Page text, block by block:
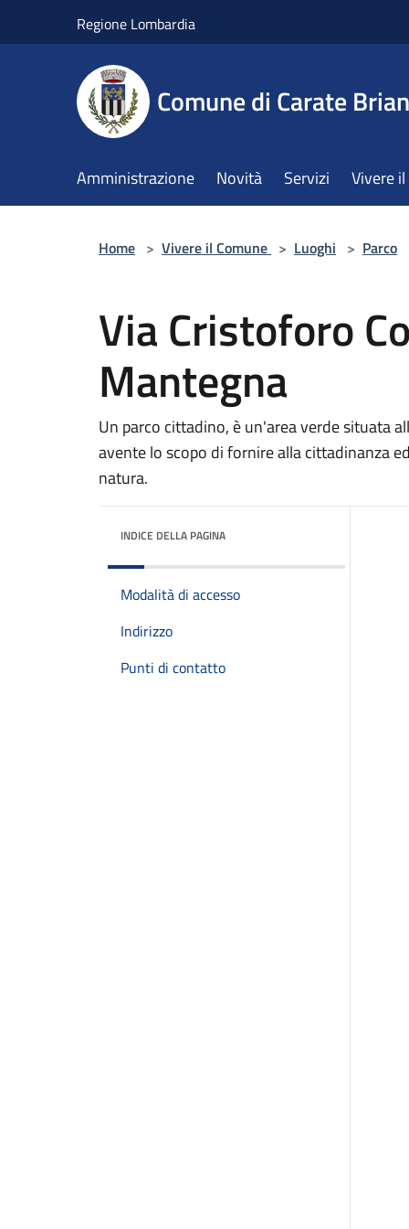
Regione Lombardia
Comune di Carate
Amministrazione Novità Servizi Vivere
Home > Vivere il Comune > Luoghi > Parco
Via Cristoforo
Mantegna
Un parco cittadino, è un'area verde situata
avente lo scopo di fornire alla cittadinanza
natura.
INDICE DELLA PAGINA
Modalità di accesso
Indirizzo
Punti di contatto